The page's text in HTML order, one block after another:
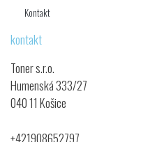
Kontakt
kontakt
Toner s.r.o.
Humenská 333/27
040 11 Košice
+421908652797